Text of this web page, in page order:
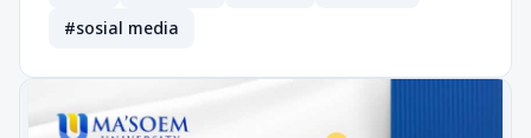
#sosial media